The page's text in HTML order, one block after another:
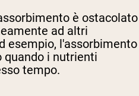
è ostacolato
ad altri
esempio, l'assorbimento
quando i nutrienti
tempo.